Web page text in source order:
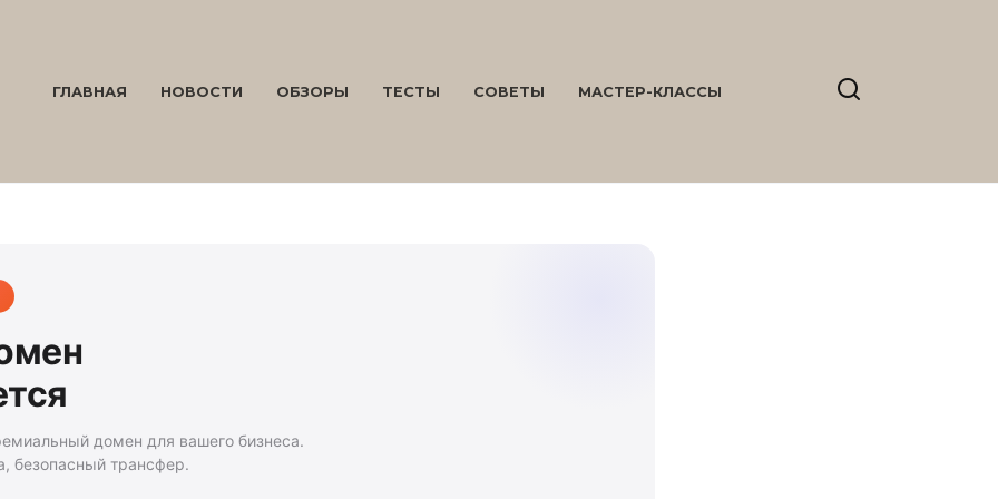
ГЛАВНАЯ НОВОСТИ ОБЗОРЫ ТЕСТЫ СОВЕТЫ МАСТЕР-КЛАССЫ
домен для вашего бизнеса.
безопасный трансфер.